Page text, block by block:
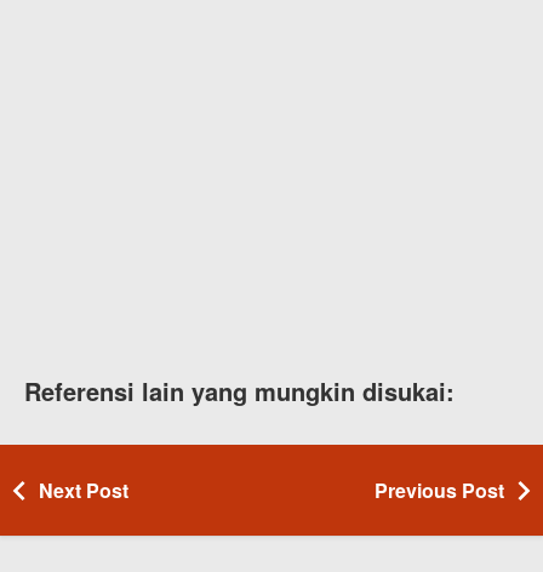
Referensi lain yang mungkin disukai:
Next Post Previous Post